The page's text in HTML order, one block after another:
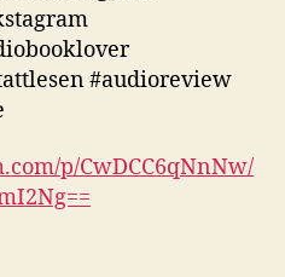
#audioreview
p/CwDCC6qNnNw/